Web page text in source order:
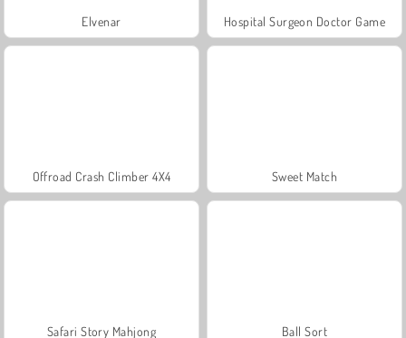
Elvenar Hospital Surgeon Doctor Game
Offroad Crash Climber 4X4 Sweet Match
Safari Story Mahjong Ball Sort